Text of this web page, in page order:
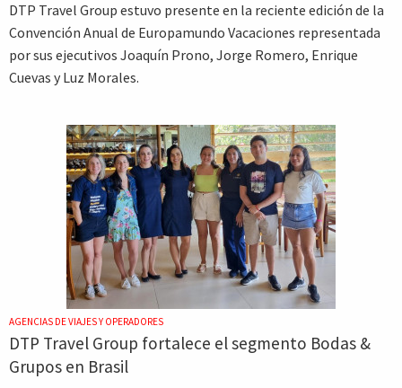
DTP Travel Group estuvo presente en la reciente edición de la
Convención Anual de Europamundo Vacaciones representada
por sus ejecutivos Joaquín Prono, Jorge Romero, Enrique
Cuevas y Luz Morales.
AGENCIAS DE VIAJES Y OPERADORES
DTP Travel Group fortalece el segmento Bodas &
Grupos en Brasil